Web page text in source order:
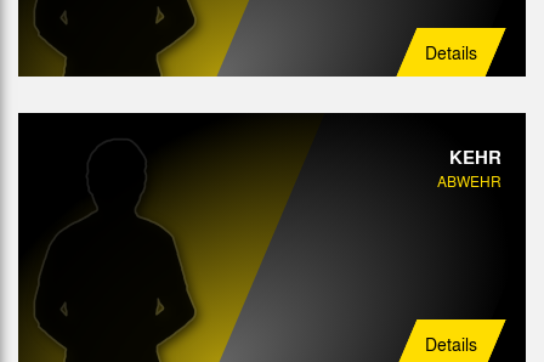
Details
KEHR
ABWEHR
Details